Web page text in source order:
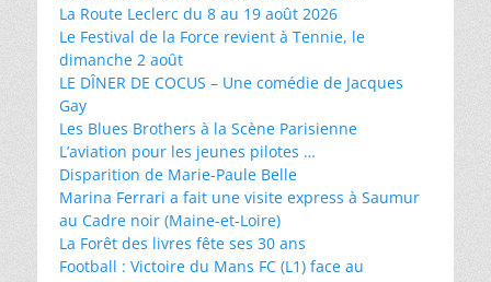
La Route Leclerc du 8 au 19 août 2026
Le Festival de la Force revient à Tennie, le
dimanche 2 août
LE DÎNER DE COCUS – Une comédie de Jacques
Gay
Les Blues Brothers à la Scène Parisienne
L’aviation pour les jeunes pilotes …
Disparition de Marie-Paule Belle
Marina Ferrari a fait une visite express à Saumur
au Cadre noir (Maine-et-Loire)
La Forêt des livres fête ses 30 ans
Football : Victoire du Mans FC (L1) face au